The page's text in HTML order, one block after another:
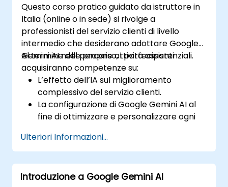
Questo corso pratico guidato da istruttore in
Italia (online o in sede) si rivolge a
professionisti del servizio clienti di livello
intermedio che desiderano adottare Google
Gemini AI nelle proprie attività assistenziali.
Al termine del percorso, i partecipanti
acquisiranno competenze su:
L’effetto dell’IA sul miglioramento
complessivo del servizio clienti.
La configurazione di Google Gemini AI al
fine di ottimizzare e personalizzare ogni
L’utilizzo delle capacità di trasformazione
testuale ed iconica per aumentare la
produttività operativa.
La pianificazione strategica di soluzioni
Ulteriori Informazioni...
Introduzione a Google Gemini AI